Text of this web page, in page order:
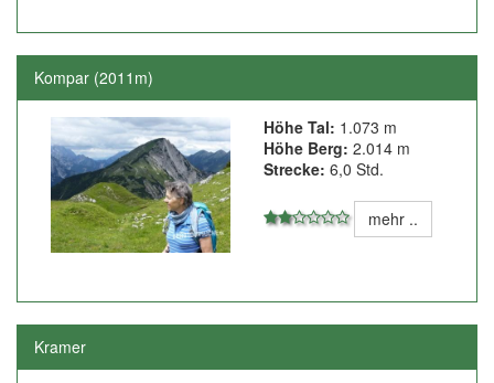
Kompar (2011m)
Höhe Tal: 1.073 m
Höhe Berg: 2.014 m
Strecke: 6,0 Std.
mehr ..
Kramer